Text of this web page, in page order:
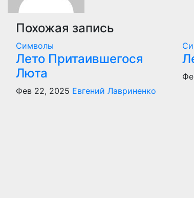
Похожая запись
Символы
Лето Притаившегося
Люта
Фев 22, 2025 Евгений Лавриненко